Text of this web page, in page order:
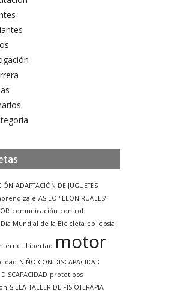
ADAPTACIÓN DE JUGUETES
ASILO "LEON RUALES"
comunicación control
Día Mundial de la Bicicleta epilepsia
Libertad motor
NIÑO CON DISCAPACIDAD
prototipos
SILLA TALLER DE FISIOTERAPIA